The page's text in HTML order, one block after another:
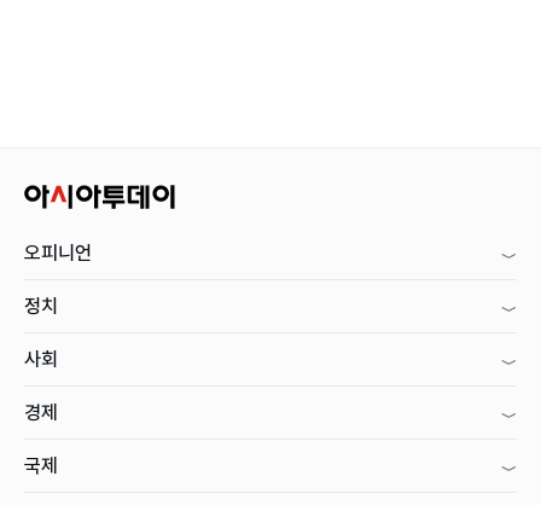
오피니언
정치
사회
경제
국제